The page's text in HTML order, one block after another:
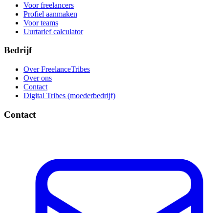
Voor freelancers
Profiel aanmaken
Voor teams
Uurtarief calculator
Bedrijf
Over FreelanceTribes
Over ons
Contact
Digital Tribes (moederbedrijf)
Contact